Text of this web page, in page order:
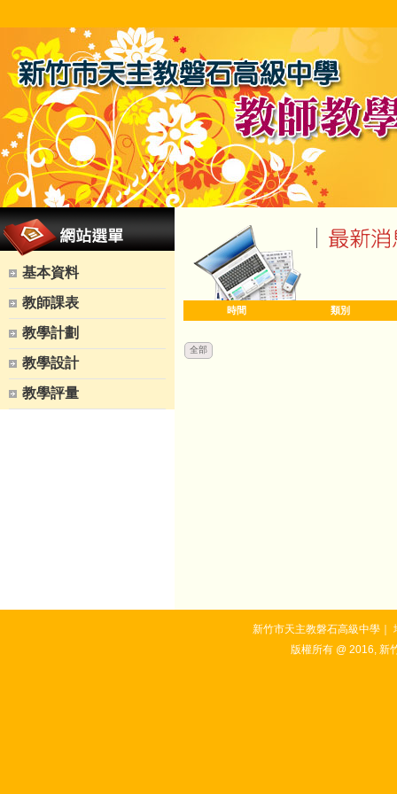
基本資料
教師課表
教學計劃
教學設計
教學評量
時間 類別
全部
新竹市天主教磐石高級中學｜
版權所有 @ 2016, 新